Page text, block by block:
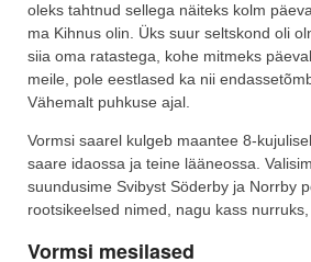
oleks tahtnud sellega näiteks kolm
ma Kihnus olin. Üks suur seltskond oli
siia oma ratastega, kohe mitmeks
meile, pole eestlased ka nii
Vähemalt puhkuse ajal.
Vormsi saarel kulgeb maantee 8-
saare idaossa ja teine lääneossa.
suundusime Svibyst Söderby ja Norrby
rootsikeelsed nimed, nagu kass nurruks,
Vormsi mesilased